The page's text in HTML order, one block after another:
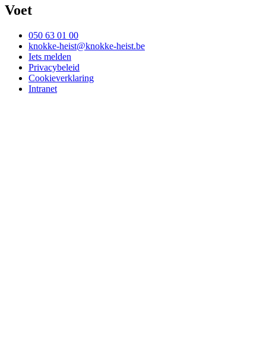
Voet
050 63 01 00
knokke-heist@knokke-heist.be
Iets melden
Privacybeleid
Cookieverklaring
Intranet